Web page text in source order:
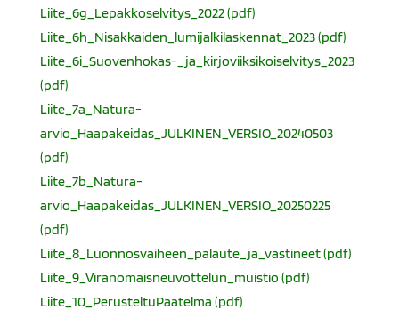
Liite_6g_Lepakkoselvitys_2022 (pdf)
Liite_6h_Nisakkaiden_lumijalkilaskennat_2023 (pdf)
Liite_6i_Suovenhokas-_ja_kirjoviiksikoiselvitys_2023
(pdf)
Liite_7a_Natura-
arvio_Haapakeidas_JULKINEN_VERSIO_20240503
(pdf)
Liite_7b_Natura-
arvio_Haapakeidas_JULKINEN_VERSIO_20250225
(pdf)
Liite_8_Luonnosvaiheen_palaute_ja_vastineet (pdf)
Liite_9_Viranomaisneuvottelun_muistio (pdf)
Liite_10_PerusteltuPaatelma (pdf)